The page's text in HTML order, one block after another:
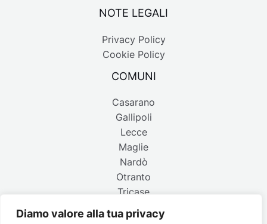
Diamo valore alla tua privacy
NOTE LEGALI
Privacy Policy
Cookie Policy
COMUNI
Casarano
Gallipoli
Lecce
Maglie
Nardò
Otranto
Tricase